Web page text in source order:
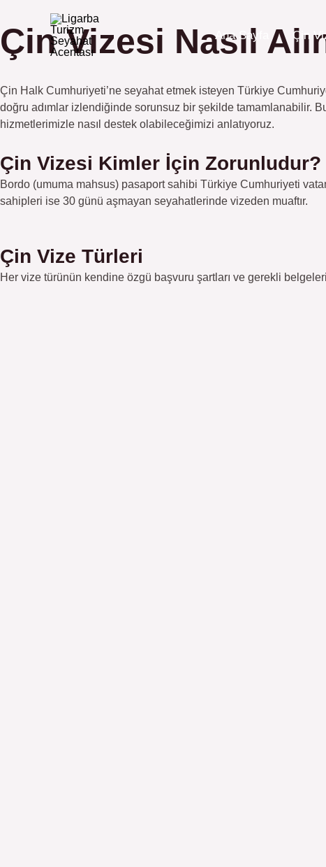
Ana Sayfa Çin
Çin Vizesi Nasıl
Çin Halk Cumhuriyeti’ne seyahat etmek isteyen Türkiye
doğru adımlar izlendiğinde sorunsuz bir şekilde tamamlanabilir.
hizmetlerimizle nasıl destek olabileceğimizi anlatıyoruz.
Çin Vizesi Kimler İçin Zorunludur?
Bordo (umuma mahsus) pasaport sahibi Türkiye Cumhuriyeti
sahipleri ise 30 günü aşmayan seyahatlerinde vizeden muaftır.
Çin Vize Türleri
Her vize türünün kendine özgü başvuru şartları ve gerekli